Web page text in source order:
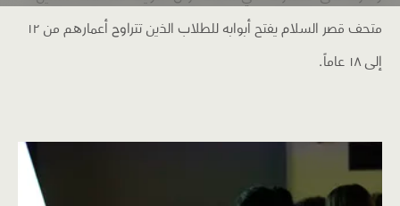
متحف قصر السلام يفتح أبوابه للطلاب الذين تتراوح أعمارهم من ١٢
إلى ١٨ عاماً.